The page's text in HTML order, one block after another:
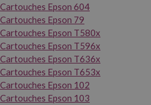
Cartouches Epson 604
Cartouches Epson 79
Cartouches Epson T580x
Cartouches Epson T596x
Cartouches Epson T636x
Cartouches Epson T653x
Cartouches Epson 102
Cartouches Epson 103